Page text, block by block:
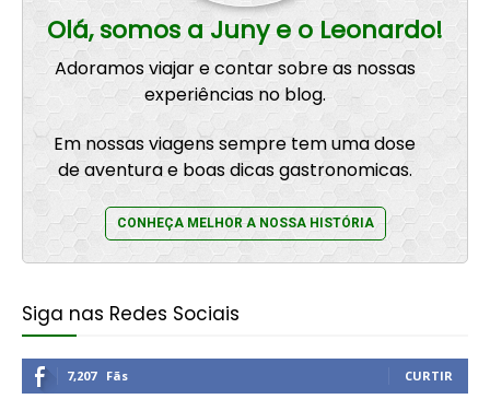
Olá, somos a Juny e o Leonardo!
Adoramos viajar e contar sobre as nossas
experiências no blog.
Em nossas viagens sempre tem uma dose
de aventura e boas dicas gastronomicas.
CONHEÇA MELHOR A NOSSA HISTÓRIA
Siga nas Redes Sociais
7,207 Fãs CURTIR